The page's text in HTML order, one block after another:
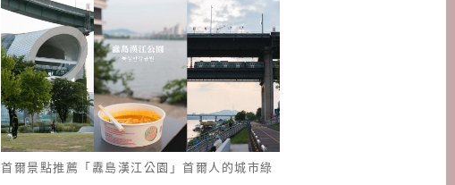
首爾景點推薦「纛島漢江公園」首爾人的城市綠